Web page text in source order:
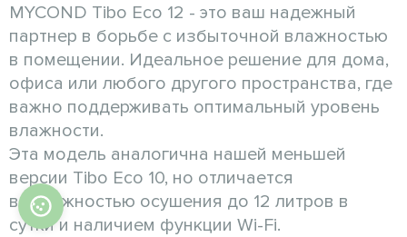
MYCOND Tibo Eco 12 - это ваш надежный
партнер в борьбе с избыточной влажностью
в помещении. Идеальное решение для дома,
офиса или любого другого пространства, где
важно поддерживать оптимальный уровень
влажности.
Эта модель аналогична нашей меньшей
версии Tibo Eco 10, но отличается
возможностью осушения до 12 литров в
сутки и наличием функции Wi-Fi.